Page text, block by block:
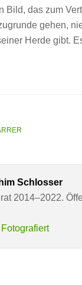
Bild, das zum
gehen,
Herde gibt.
Schlosser
2014–2022.
Fotografiert